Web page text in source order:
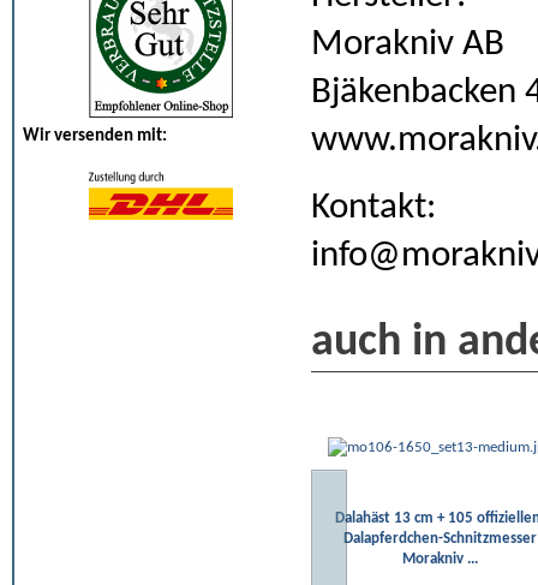
Wir versenden mit:
Morakniv AB
Bjäkenbacken
Kontakt:
auch in
Dalahäst 13 cm + 105
Dalapferdchen-Schnitzmesser
Morakniv ...